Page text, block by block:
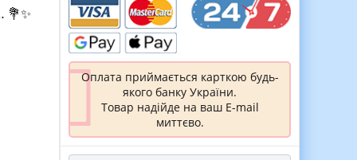
💐✨
Оплата приймається карткою будь-
якого банку України.
Товар надійде на ваш E-mail
миттєво.